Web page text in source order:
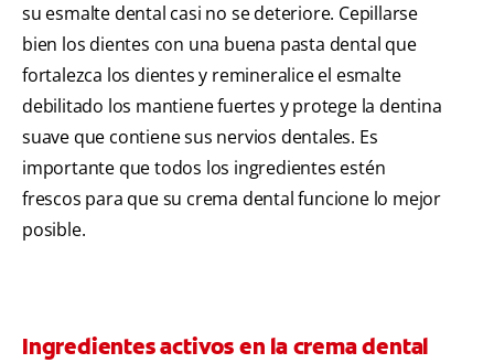
su esmalte dental casi no se deteriore. Cepillarse
bien los dientes con una buena pasta dental que
fortalezca los dientes y remineralice el esmalte
debilitado los mantiene fuertes y protege la dentina
suave que contiene sus nervios dentales. Es
importante que todos los ingredientes estén
frescos para que su crema dental funcione lo mejor
posible.
Ingredientes activos en la crema dental